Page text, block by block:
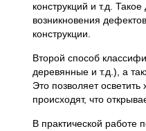
конструкций и т.д.
возникновения
конструкции.
Второй способ
деревянные и т.д.), а
Это позволяет
происходят, что
В практической работе